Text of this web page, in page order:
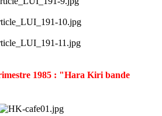
1985 : "Hara Kiri bande